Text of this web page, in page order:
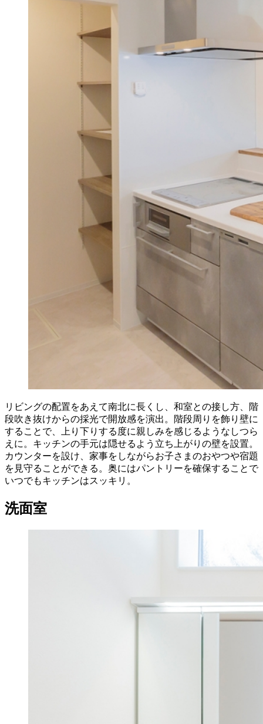
リビングの配置をあえて南北に長くし、和室との接し方、階
段吹き抜けからの採光で開放感を演出。階段周りを飾り壁に
することで、上り下りする度に親しみを感じるようなしつら
えに。キッチンの手元は隠せるよう立ち上がりの壁を設置。
カウンターを設け、家事をしながらお子さまのおやつや宿題
を見守ることができる。奥にはパントリーを確保することで
いつでもキッチンはスッキリ。
洗面室